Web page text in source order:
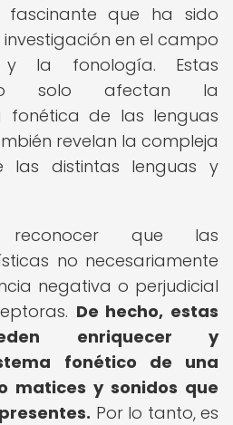
fascinante que ha sido
en el campo
la fonología. Estas
no solo afectan la
fonética de las lenguas
revelan la compleja
las distintas lenguas y
reconocer que las
no necesariamente
negativa o perjudicial
De hecho, estas
enriquecer y
fonético de una
matices y sonidos que
Por lo tanto, es